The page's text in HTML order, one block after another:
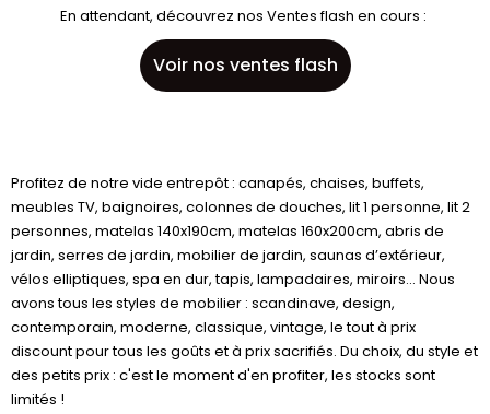
En attendant, découvrez nos Ventes flash en cours :
Voir nos ventes flash
Profitez de notre vide entrepôt : canapés, chaises, buffets,
meubles TV, baignoires, colonnes de douches, lit 1 personne, lit 2
personnes, matelas 140x190cm, matelas 160x200cm, abris de
jardin, serres de jardin, mobilier de jardin, saunas d’extérieur,
vélos elliptiques, spa en dur, tapis, lampadaires, miroirs… Nous
avons tous les styles de mobilier : scandinave, design,
contemporain, moderne, classique, vintage, le tout à prix
discount pour tous les goûts et à prix sacrifiés. Du choix, du style et
des petits prix : c'est le moment d'en profiter, les stocks sont
limités !